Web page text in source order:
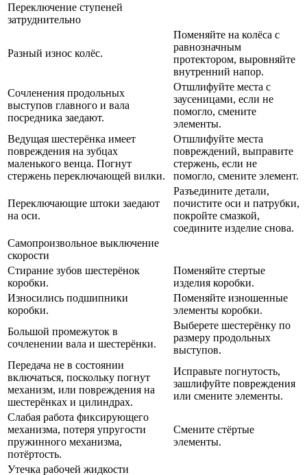
Переключение ступеней
затруднительно
Разный износ колёс.
Поменяйте на колёса с
равнозначным
протектором, выровняйте
внутренний напор.
Сочленения продольных
выступов главного и вала
посредника заедают.
Отшлифуйте места с
заусеницами, если не
помогло, смените
элементы.
Ведущая шестерёнка имеет
повреждения на зубцах
маленького венца. Погнут
стержень переключающей вилки.
Отшлифуйте места
повреждений, выправите
стержень, если не
помогло, смените элемент.
Переключающие штоки заедают
на оси.
Разъедините детали,
почистите оси и патрубки,
покройте смазкой,
соедините изделие снова.
Самопроизвольное выключение
скорости
Стирание зубов шестерёнок
коробки.
Поменяйте стертые
изделия коробки.
Износились подшипники
коробки.
Поменяйте изношенные
элементы коробки.
Большой промежуток в
сочленении вала и шестерёнки.
Выберете шестерёнку по
размеру продольных
выступов.
Передача не в состоянии
включаться, поскольку погнут
механизм, или повреждения на
шестерёнках и цилиндрах.
Исправьте погнутость,
зашлифуйте повреждения
или смените элементы.
Слабая работа фиксирующего
механизма, потеря упругости
пружинного механизма,
потёртость.
Смените стёртые
элементы.
Утечка рабочей жидкости